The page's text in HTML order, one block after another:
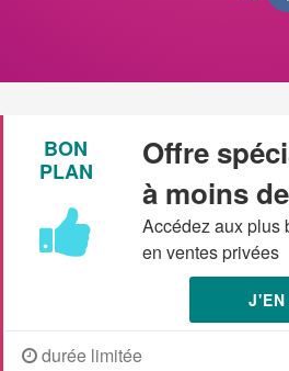
BON
PLAN
Offre
à moins
Accédez aux plus
en ventes privées
J'EN
durée limitée